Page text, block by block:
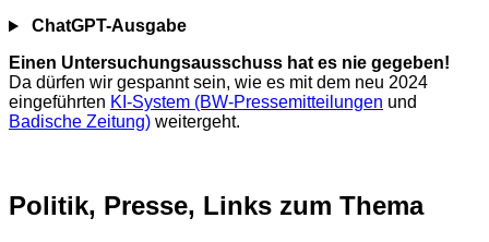
ChatGPT-Ausgabe
Einen Untersuchungsausschuss hat es nie gegeben!
Da dürfen wir gespannt sein, wie es mit dem neu 2024
eingeführten KI-System (BW-Pressemitteilungen und
Badische Zeitung) weitergeht.
Politik, Presse, Links zum Thema